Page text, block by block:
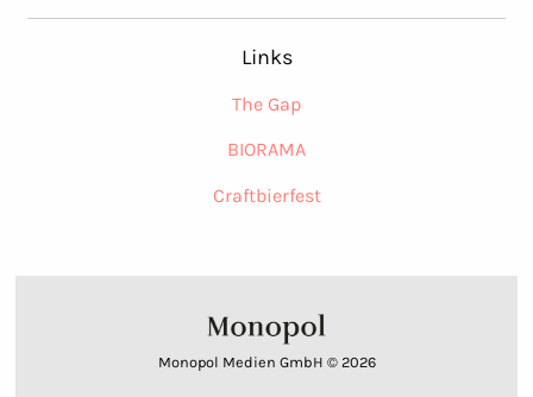
Links
The Gap
BIORAMA
Craftbierfest
Monopol Medien GmbH © 2026